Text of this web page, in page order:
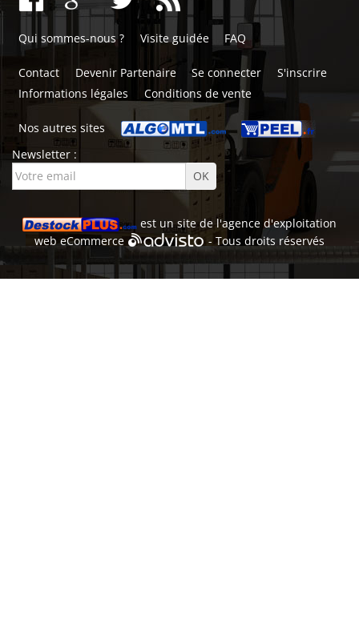
Qui sommes-nous ? Visite guidée FAQ
Contact Devenir Partenaire Se connecter
S'inscrire
Informations légales
Conditions de vente
Nos autres sites
Newsletter :
est un site de l'agence d'exploitation
webeCommerce - Tous droits réservés